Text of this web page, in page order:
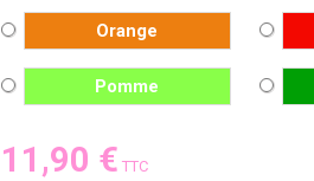
Orange
Pomme
11,90 € TTC